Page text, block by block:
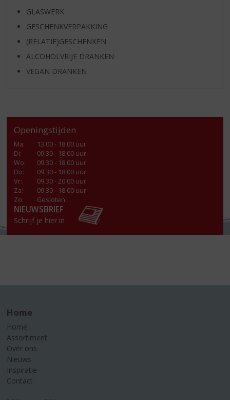
GLASWERK
GESCHENKVERPAKKING
(RELATIE)GESCHENKEN
ALCOHOLVRIJE DRANKEN
VEGAN DRANKEN
Openingstijden
Ma:
13.00 - 18.00 uur
Di:
09.30 - 18.00 uur
Wo:
09.30 - 18.00 uur
Do:
09.30 - 18.00 uur
Vr:
09.30 - 20.00 uur
Za:
09.30 - 18.00 uur
Zo:
Gesloten
NIEUWSBRIEF
Schrijf je hier in
Home
Home
Assortiment
Over ons
Nieuws
Inspiratie
Contact